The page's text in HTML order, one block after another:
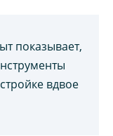
показывает,
вдвое